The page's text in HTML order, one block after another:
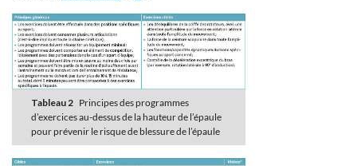
Tableau 2 Principes des programmes
d’exercices au-dessus de la hauteur de l’épaule
pour prévenir le risque de blessure de l’épaule